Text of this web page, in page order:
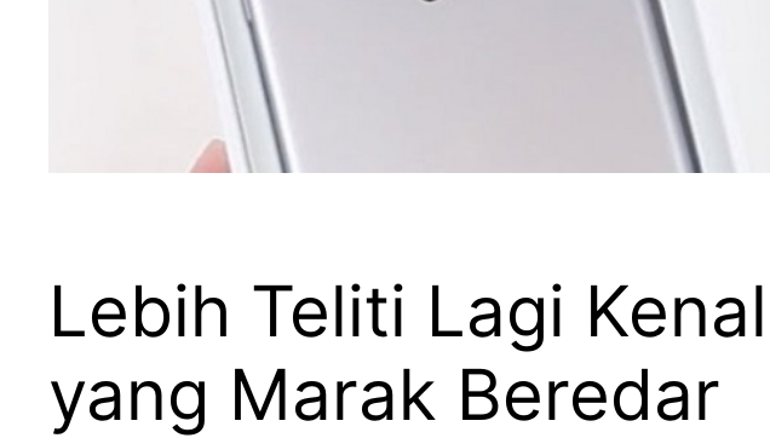
Lebih Teliti Lagi
yang Marak Beredar